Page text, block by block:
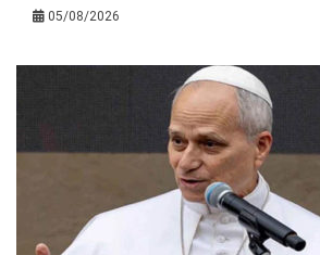
05/08/2026